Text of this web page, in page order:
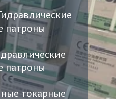
патроны
патроны
токарные